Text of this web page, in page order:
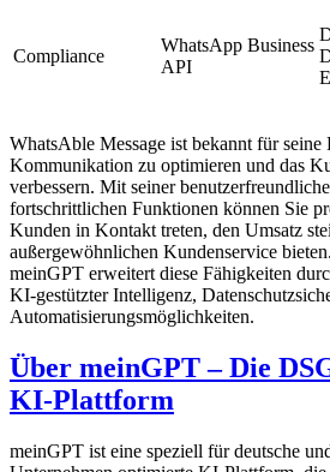
Compliance
WhatsApp Business
API
WhatsAble Message ist bekannt für seine
Kommunikation zu optimieren und das
verbessern. Mit seiner
fortschrittlichen Funktionen können Sie
Kunden in Kontakt treten, den Umsatz
außergewöhnlichen Kundenservice
meinGPT erweitert diese Fähigkeiten
KI-gestützter Intelligenz,
Automatisierungsmöglichkeiten.
Über meinGPT – Die
KI-Plattform
meinGPT ist eine speziell für deutsche